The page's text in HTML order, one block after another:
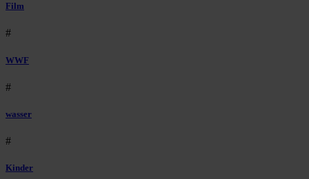
Film
#
WWF
#
wasser
#
Kinder